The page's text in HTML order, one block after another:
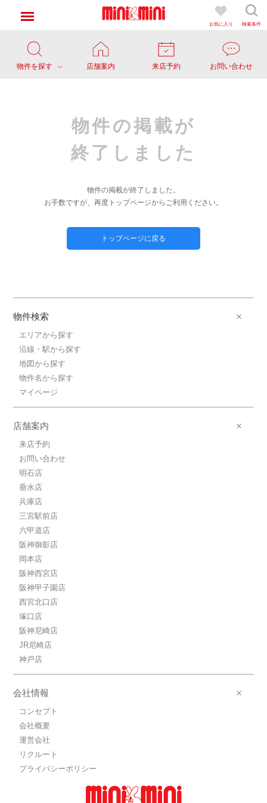
お気に入り 検索条件
物件を探す 店舗案内 来店予約 お問い合わせ
物件の掲載が
終了しました
物件の掲載が終了しました。
お手数ですが、再度トップページからご利用ください。
トップページに戻る
物件検索
エリアから探す
沿線・駅から探す
地図から探す
物件名から探す
マイページ
店舗案内
来店予約
お問い合わせ
明石店
垂水店
兵庫店
三宮駅前店
六甲道店
阪神御影店
岡本店
阪神西宮店
阪神甲子園店
西宮北口店
塚口店
阪神尼崎店
JR尼崎店
神戸店
会社情報
コンセプト
会社概要
運営会社
リクルート
プライバシーポリシー